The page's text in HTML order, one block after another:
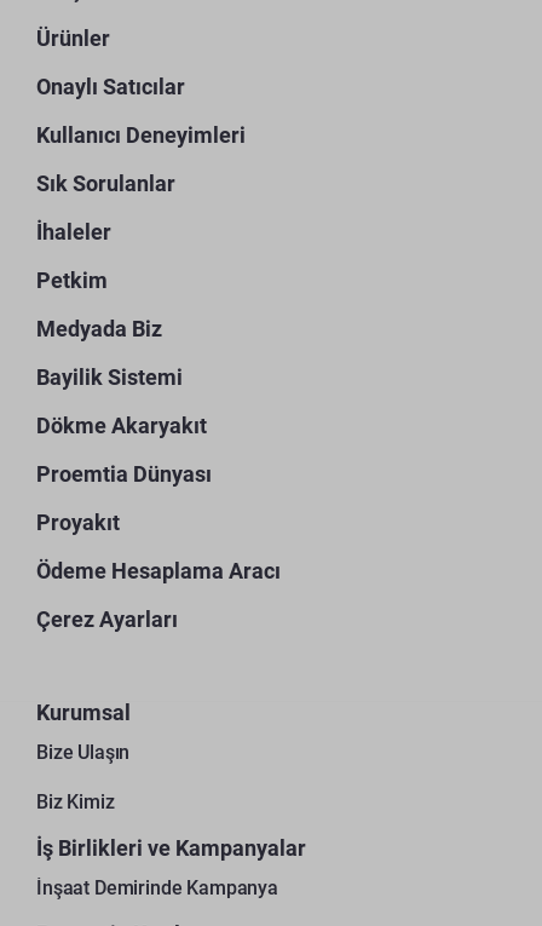
Ürünler
Onaylı Satıcılar
Kullanıcı Deneyimleri
Sık Sorulanlar
İhaleler
Petkim
Medyada Biz
Bayilik Sistemi
Dökme Akaryakıt
Proemtia Dünyası
Proyakıt
Ödeme Hesaplama Aracı
Çerez Ayarları
Kurumsal
Bize Ulaşın
Biz Kimiz
İş Birlikleri ve Kampanyalar
İnşaat Demirinde Kampanya